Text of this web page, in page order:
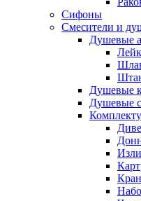
Сифоны
Смесители и
Душевые
Душевые
Душевые